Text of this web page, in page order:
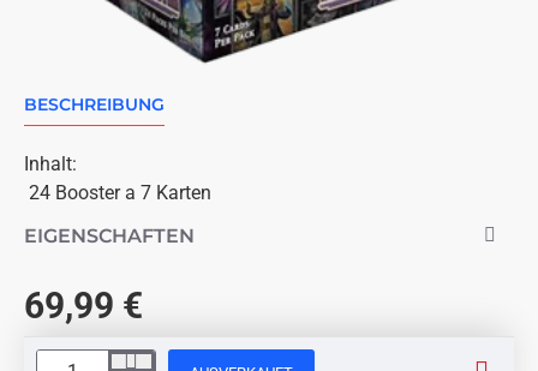
AUSVERKAUFT
BESCHREIBUNG
Inhalt:
24 Booster a 7 Karten
EIGENSCHAFTEN
69,99 €